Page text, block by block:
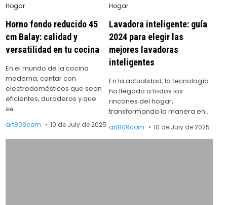
Posted
Hogar
Horno fondo reducido 45
cm Balay: calidad y
versatilidad en tu cocina
En el mundo de la cocina
moderna, contar con
electrodomésticos que sean
eficientes, duraderos y que
se…
art809com 10 de July de 2025
Posted
Hogar
Lavadora inteligente: guía
2024 para elegir las
mejores lavadoras
inteligentes
En la actualidad, la tecnología
ha llegado a todos los
rincones del hogar,
transformando la manera en…
art809com 10 de July de 2025